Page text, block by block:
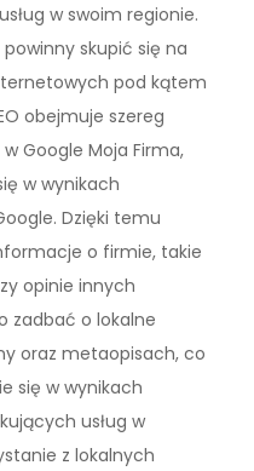
w swoim regionie.
skupić się na
pod kątem
obejmuje szereg
Google Moja Firma,
w wynikach
Dzięki temu
o firmie, takie
opinie innych
zadbać o lokalne
oraz metaopisach, co
się w wynikach
usług w
z lokalnych